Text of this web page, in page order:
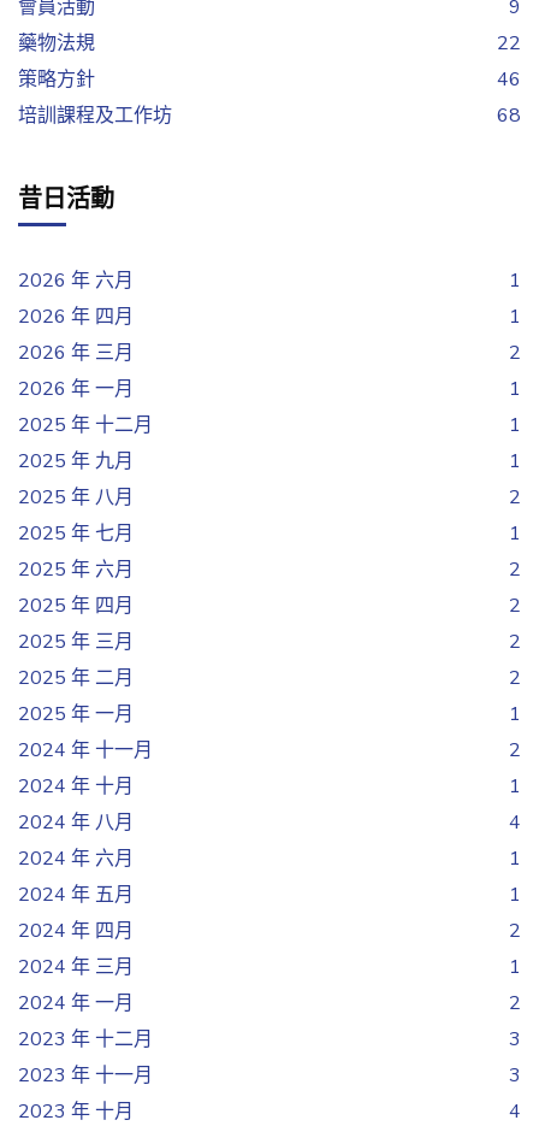
會員活動
9
藥物法規
22
策略方針
46
培訓課程及工作坊
68
昔日活動
2026 年 六月
1
2026 年 四月
1
2026 年 三月
2
2026 年 一月
1
2025 年 十二月
1
2025 年 九月
1
2025 年 八月
2
2025 年 七月
1
2025 年 六月
2
2025 年 四月
2
2025 年 三月
2
2025 年 二月
2
2025 年 一月
1
2024 年 十一月
2
2024 年 十月
1
2024 年 八月
4
2024 年 六月
1
2024 年 五月
1
2024 年 四月
2
2024 年 三月
1
2024 年 一月
2
2023 年 十二月
3
2023 年 十一月
3
2023 年 十月
4